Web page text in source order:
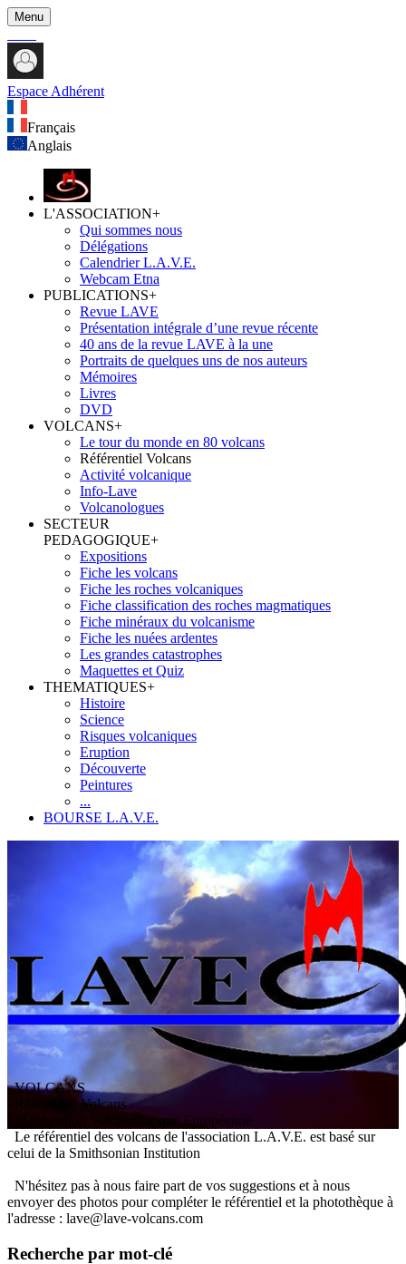
Menu
Espace Adhérent
Français
Anglais
L'ASSOCIATION+
Qui sommes nous
Délégations
Calendrier L.A.V.E.
Webcam Etna
PUBLICATIONS+
Revue LAVE
Présentation intégrale d’une revue récente
40 ans de la revue LAVE à la une
Portraits de quelques uns de nos auteurs
Mémoires
Livres
DVD
VOLCANS+
Le tour du monde en 80 volcans
Référentiel Volcans
Activité volcanique
Info-Lave
Volcanologues
SECTEUR
PEDAGOGIQUE+
Expositions
Fiche les volcans
Fiche les roches volcaniques
Fiche classification des roches magmatiques
Fiche minéraux du volcanisme
Fiche les nuées ardentes
Les grandes catastrophes
Maquettes et Quiz
THEMATIQUES+
Histoire
Science
Risques volcaniques
Eruption
Découverte
Peintures
...
BOURSE L.A.V.E.
VOLCANS
/ Référentiel Volcans
ssociation V olcanologiqueEuropéenne
Le référentiel des volcans de l'association L.A.V.E. est basé sur
celui de la Smithsonian Institution
N'hésitez pas à nous faire part de vos suggestions et à nous
envoyer des photos pour compléter le référentiel et la photothèque à
l'adresse : lave@lave-volcans.com
Recherche par mot-clé